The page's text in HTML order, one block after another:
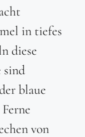
in tiefes
diese
sind
blaue
von